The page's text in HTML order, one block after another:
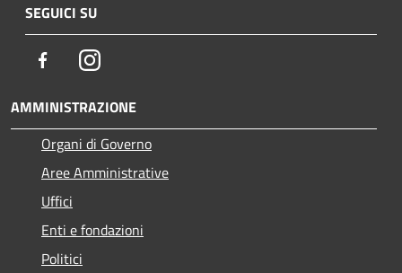
SEGUICI SU
FacebookInstagram
AMMINISTRAZIONE
Organi di Governo
Aree Amministrative
Uffici
Enti e fondazioni
Politici